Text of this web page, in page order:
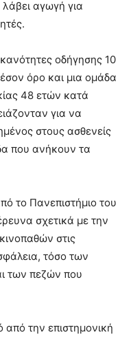
αγωγή για
οδήγησης 10
όρο και μια ομάδα
48 ετών κατά
για να
στους ασθενείς
που ανήκουν τα
το Πανεπιστήμιο του
σχετικά με την
στις
τόσο των
των πεζών που
από την επιστημονική